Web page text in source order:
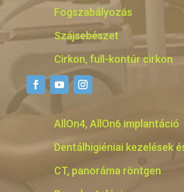
Fogszabályozás
Szájsebészet
Cirkon, full-kontúr cirkon
AllOn4, AllOn6 implantáció
Dentálhigiéniai kezelések
CT, panoráma röntgen